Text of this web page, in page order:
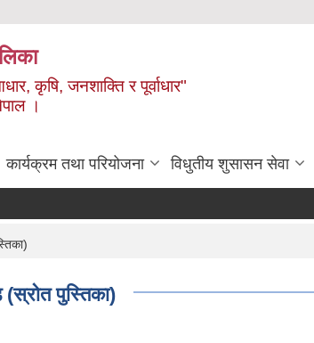
कृषि, जनशाक्ति र पूर्वाधार"
।
कार्यक्रम तथा परियोजना विधुतीय शुसासन सेवा
(स्रोत पुस्तिका)